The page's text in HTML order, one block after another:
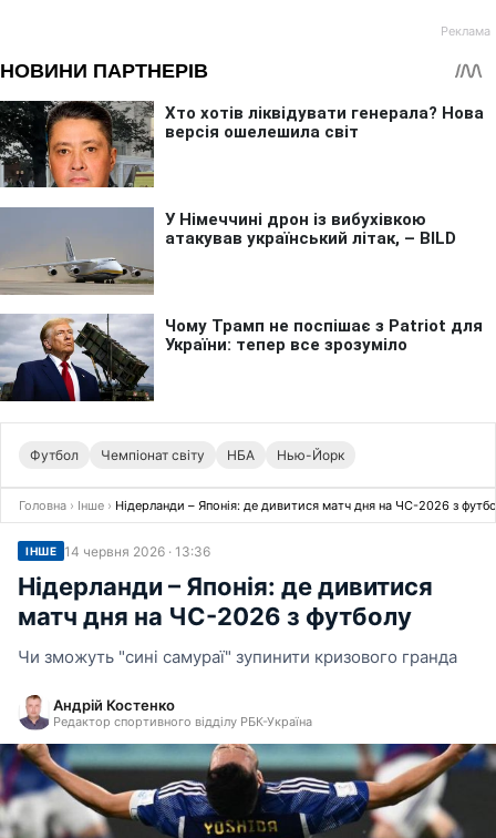
Футбол Чемпіонат світу НБА Нью-Йорк
Головна › Інше › Нідерланди – Японія: де дивитися матч дня на ЧС-2026 з
ІНШЕ 14 червня 2026 · 13:36
Нідерланди – Японія: де дивитися
матч дня на ЧС-2026 з футболу
Чи зможуть "сині самураї" зупинити кризового гранда
Андрій Костенко
Редактор спортивного відділу РБК-Україна